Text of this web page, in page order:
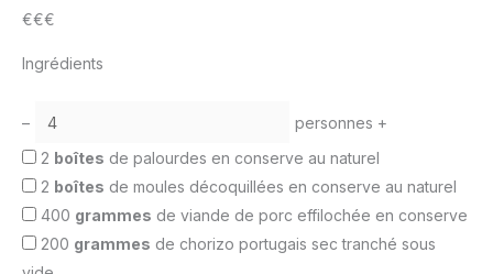
€€€
Ingrédients
– personnes +
2 boîtes de palourdes en conserve au naturel
2 boîtes de moules décoquillées en conserve au naturel
400 grammes de viande de porc effilochée en conserve
200 grammes de chorizo portugais sec tranché sous